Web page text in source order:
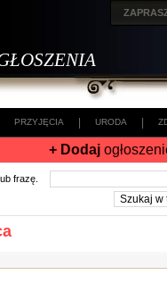
PRZYJĘCIA URODA
+ Dodaj
frazę.